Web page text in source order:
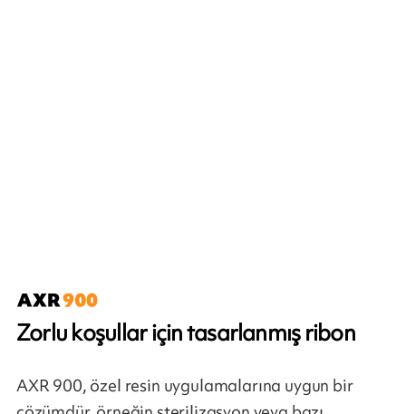
Zorlu koşullar için tasarlanmış ribon
AXR 900, özel resin uygulamalarına uygun bir